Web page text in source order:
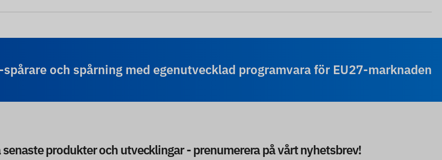
spårare och spårning med egenutvecklad programvara för EU27-marknaden
produkter och utvecklingar - prenumerera på vårt nyhetsbrev!